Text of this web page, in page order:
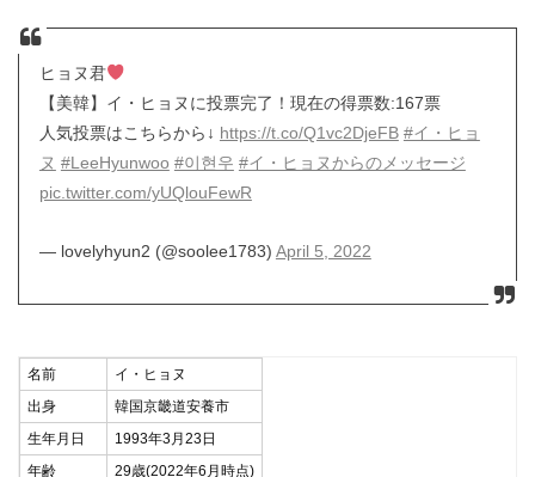
ヒョヌ君
【美韓】イ・ヒョヌに投票完了！現在の得票数:167票
人気投票はこちらから↓ https://t.co/Q1vc2DjeFB #イ・ヒョ
ヌ #LeeHyunwoo #이현우 #イ・ヒョヌからのメッセージ
pic.twitter.com/yUQlouFewR
— lovelyhyun2 (@soolee1783) April 5, 2022
名前
イ・ヒョヌ
出身
韓国京畿道安養市
生年月日
1993年3月23日
年齢
29歳(2022年6月時点)